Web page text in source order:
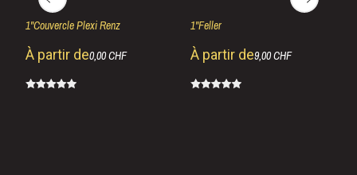
1''Couvercle Plexi Renz
À partir de0,00 CHF
1''Feller
À partir de9,00 CHF